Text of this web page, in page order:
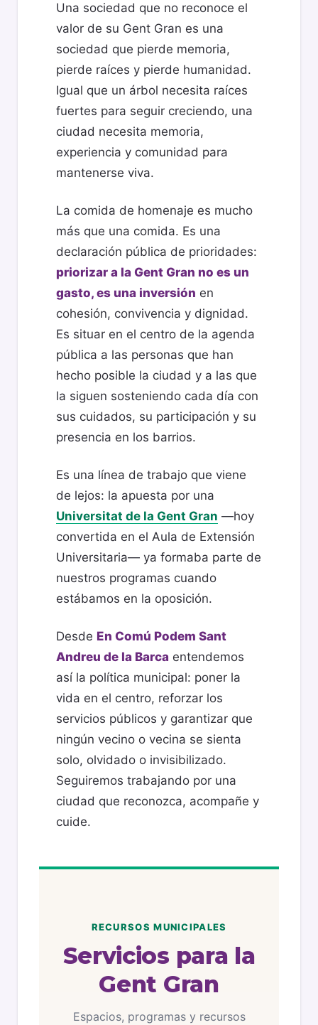
Una sociedad que no reconoce el
valor de su Gent Gran es una
sociedad que pierde memoria,
pierde raíces y pierde humanidad.
Igual que un árbol necesita raíces
fuertes para seguir creciendo, una
ciudad necesita memoria,
experiencia y comunidad para
mantenerse viva.
La comida de homenaje es mucho
más que una comida. Es una
declaración pública de prioridades:
priorizar a la Gent Gran no es un
gasto, es una inversión en
cohesión, convivencia y dignidad.
Es situar en el centro de la agenda
pública a las personas que han
hecho posible la ciudad y a las que
la siguen sosteniendo cada día con
sus cuidados, su participación y su
presencia en los barrios.
Es una línea de trabajo que viene
de lejos: la apuesta por una
Universitat de la Gent Gran —hoy
convertida en el Aula de Extensión
Universitaria— ya formaba parte de
nuestros programas cuando
estábamos en la oposición.
Desde En Comú Podem Sant
Andreu de la Barca entendemos
así la política municipal: poner la
vida en el centro, reforzar los
servicios públicos y garantizar que
ningún vecino o vecina se sienta
solo, olvidado o invisibilizado.
Seguiremos trabajando por una
ciudad que reconozca, acompañe y
cuide.
RECURSOS MUNICIPALES
Servicios para la
Gent Gran
Espacios, programas y recursos